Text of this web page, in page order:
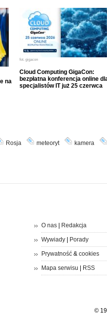
na
fot. gigacon
Cloud Computing GigaCon:
bezpłatna konferencja online
specjalistów IT już 25 czerwca
Rosja meteoryt kamera
O nas| Redakcja
Wywiady| Porady
Prywatność& cookies
Mapa serwisu RSS
©